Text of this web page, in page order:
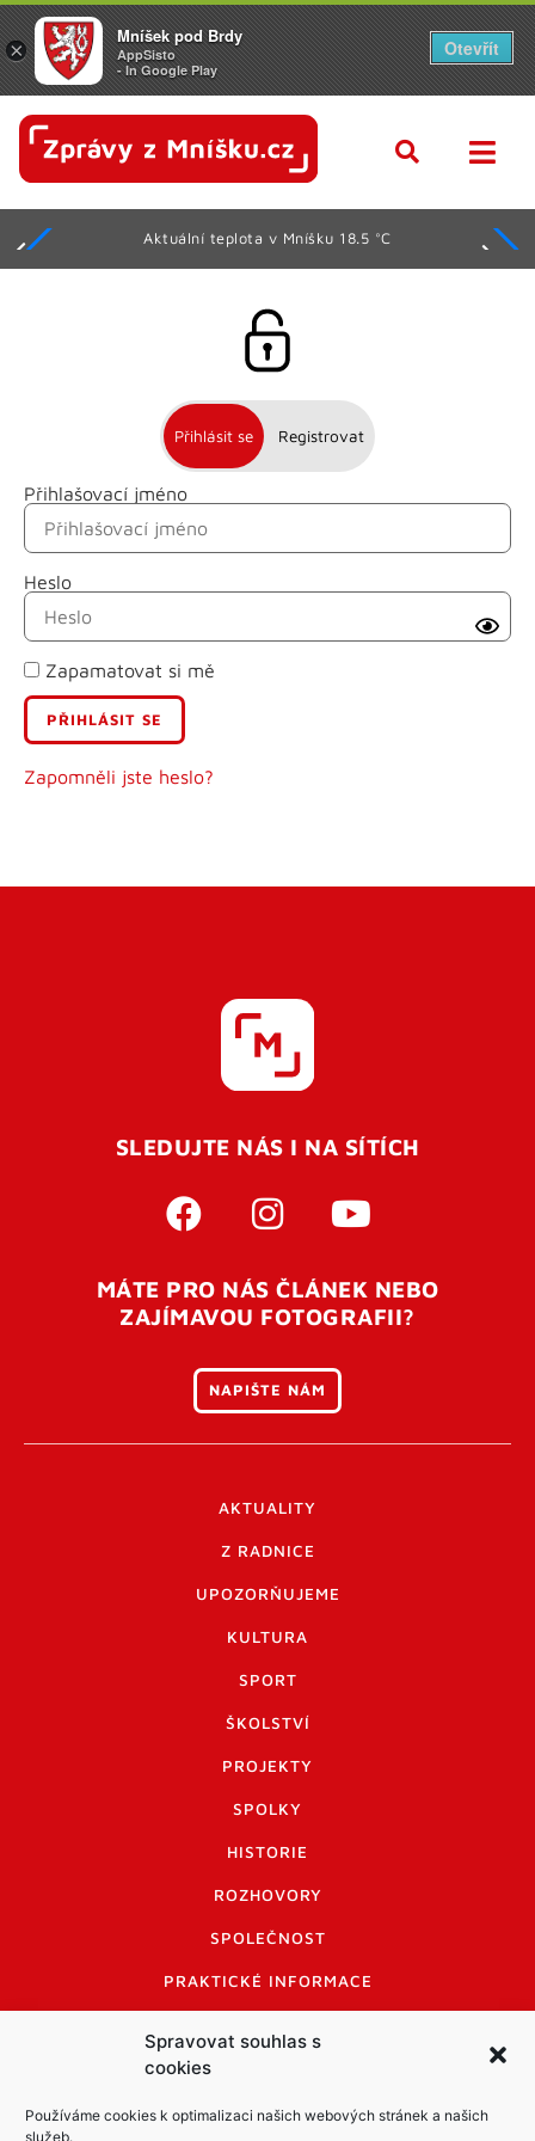
Spravovat souhlas s
cookies
Používáme cookies k optimalizaci našich webových stránek a našich
služeb.
Aktuální teplota v Mníšku 18.5 °C
Přihlásit se Registrovat
Přihlašovací jméno
Heslo
Zapamatovat si mě
Zapomněli jste heslo?
Jméno
Příjmení
E-mail
Uživatelské jméno
Pro úspěšné dokončení registrace je potřeba
vaší e-mailovouadresu. Po úspěšném odeslání
otevření tohoto odkazu se váš účet ověří a můžete se
přihlásit. Nezapomeňte zkontrolovat složku SPAM ve
SLEDUJTE NÁS I NA SÍTÍCH
MÁTE PRO NÁS ČLÁNEK NEBO
ZAJÍMAVOU FOTOGRAFII?
NAPIŠTE NÁM
AKTUALITY
Z RADNICE
UPOZORŇUJEME
KULTURA
SPORT
ŠKOLSTVÍ
PROJEKTY
SPOLKY
HISTORIE
ROZHOVORY
SPOLEČNOST
PRAKTICKÉ INFORMACE
INFORMACE A KODEX DISKUTUJÍCÍCH
LOGO A LOGO MANUÁL
×
Mníšek pod Brdy
AppSisto
- In Google Play
Otevřít